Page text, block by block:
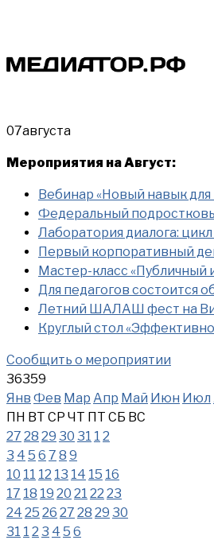
07августа
Мероприятия на Август:
Вебинар «Новый навык
Федеральный
Лаборатория диалога:
Первый корпоративный
Мастер-класс «Публичный
Для педагогов состоится
Летний ШАЛАШ фест на
Круглый стол
Сообщить о мероприятии
36359
Янв Фев Мар Апр Май Июн Июл
ПН ВТ СР ЧТ ПТ СБ ВС
27 28 29 30 31 1 2
3 4 5 6 7 8 9
10 11 12 13 14 15 16
17 18 19 20 21 22 23
24 25 26 27 28 29 30
31 1 2 3 4 5 6